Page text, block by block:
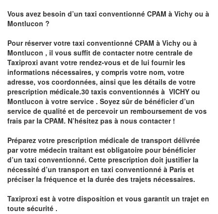
Vous avez besoin d’un taxi conventionné CPAM à Vichy ou à
Montlucon ?
Pour réserver votre taxi conventionné CPAM à Vichy ou à
Montlucon , il vous suffit de contacter notre centrale de
Taxiproxi avant votre rendez-vous et de lui fournir les
informations nécessaires, y compris votre nom, votre
adresse, vos coordonnées, ainsi que les détails de votre
prescription médicale.30 taxis conventionnés à VICHY ou
Montlucon à votre service . Soyez sûr de bénéficier d’un
service de qualité et de percevoir un remboursement de vos
frais par la CPAM. N’hésitez pas à nous contacter !
Préparez votre prescription médicale de transport délivrée
par votre médecin traitant est obligatoire pourbénéficier
d’un taxi conventionné. Cette prescription doit justifier la
nécessité d’un transport en taxi conventionné à Paris et
préciser la fréquence et la durée des trajets nécessaires.
Taxiproxi est à votre disposition et vous garantit un trajet en
toute sécurité .